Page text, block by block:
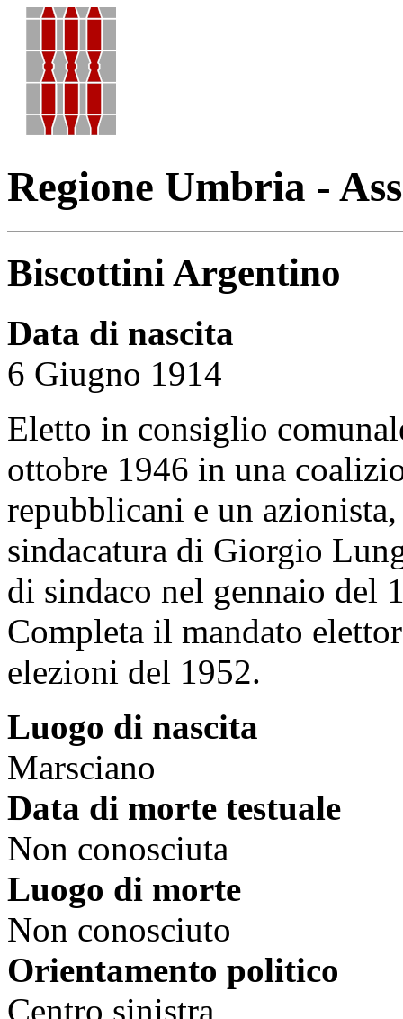
Regione Umbria -
Biscottini Argentino
Data di nascita
6 Giugno 1914
Eletto in consiglio
ottobre 1946 in una
repubblicani e un azionista,
sindacatura di Giorgio
di sindaco nel gennaio del
Completa il mandato
elezioni del 1952.
Luogo di nascita
Marsciano
Data di morte testuale
Non conosciuta
Luogo di morte
Non conosciuto
Orientamento politico
Centro sinistra